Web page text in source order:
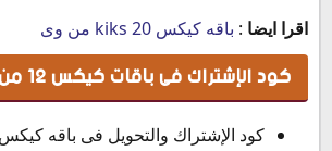
اقرا ايضا : باقه كيكس 20 kiks من وى
كود الإشتراك فى باقات كيكس 12 من we